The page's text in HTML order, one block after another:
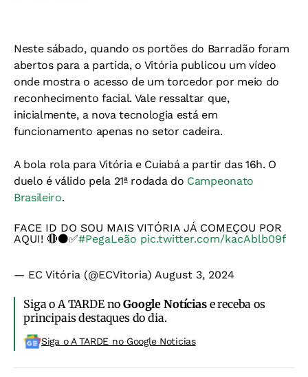
Neste sábado, quando os portões do Barradão foram
abertos para a partida, o Vitória publicou um vídeo
onde mostra o acesso de um torcedor por meio do
reconhecimento facial. Vale ressaltar que,
inicialmente, a nova tecnologia está em
funcionamento apenas no setor cadeira.
A bola rola para Vitória e Cuiabá a partir das 16h. O
duelo é válido pela 21ª rodada do Campeonato
Brasileiro.
FACE ID DO SOU MAIS VITÓRIA JÁ COMEÇOU POR
AQUI! 🔴⚫️✅#PegaLeão pic.twitter.com/kacAblb09f
— EC Vitória (@ECVitoria) August 3, 2024
Siga o A TARDE noGoogle Notíciase receba os
principais destaques do dia.
Siga o A TARDE no Google Noticias